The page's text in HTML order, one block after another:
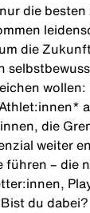
die
die
die
weiter
führen – die
du dabei?